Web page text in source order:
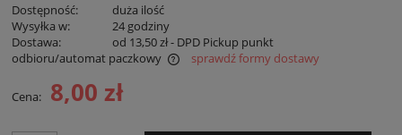
Dostępność:
duża ilość
Wysyłka w:
24 godziny
Dostawa:
od 13,50 zł- DPD Pickup punkt
odbioru/automat paczkowy
sprawdź formy dostawy
Cena: 8,00 zł